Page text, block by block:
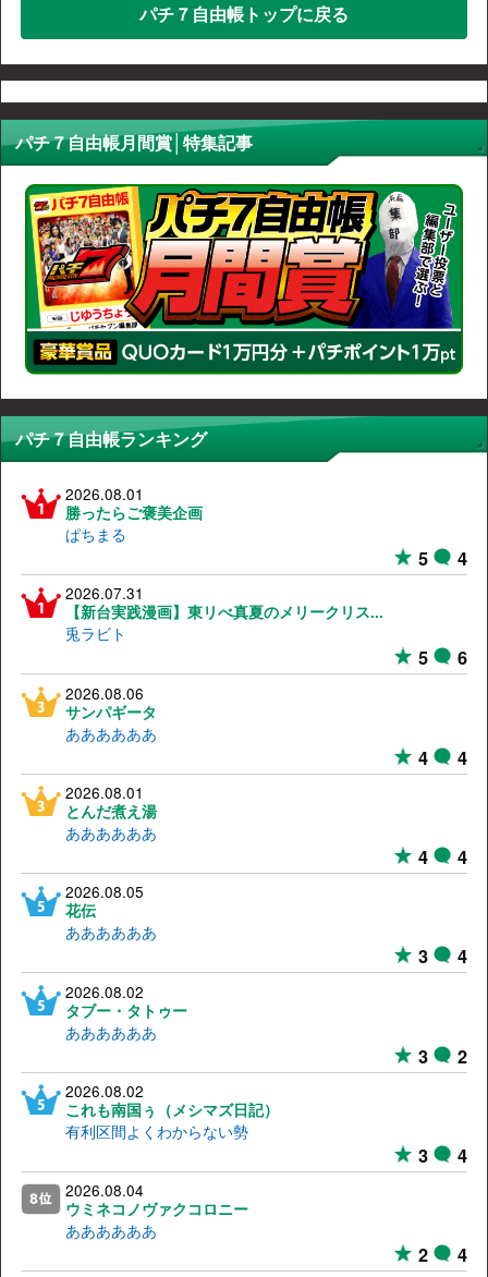
パチ７自由帳トップに戻る
パチ７自由帳月間賞│特集記事
パチ７自由帳ランキング
2026.08.01
勝ったらご褒美企画
ぱちまる
5 4
2026.07.31
【新台実践漫画】東リべ真夏のメリークリス...
兎ラビト
5 6
2026.08.06
サンパギータ
ああああああ
4 4
2026.08.01
とんだ煮え湯
ああああああ
4 4
2026.08.05
花伝
ああああああ
3 4
2026.08.02
タブー・タトゥー
ああああああ
3 2
2026.08.02
これも南国ぅ（メシマズ日記）
有利区間よくわからない勢
3 4
2026.08.04
ウミネコノヴァクコロニー
ああああああ
2 4